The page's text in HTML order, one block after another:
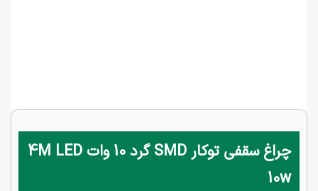
چراغ سقفی توکار SMD گرد 10 وات 4M LED
10w